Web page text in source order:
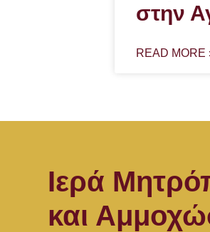
στην
READ MORE
Ιερά
και